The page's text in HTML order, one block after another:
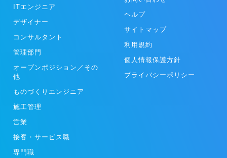
ITエンジニア
デザイナー
コンサルタント
管理部門
オープンポジション／その
他
ものづくりエンジニア
施工管理
営業
接客・サービス職
専門職
ヘルプ
サイトマップ
利用規約
個人情報保護方針
プライバシーポリシー